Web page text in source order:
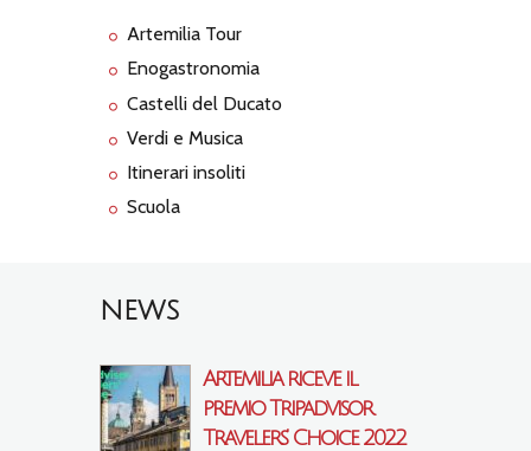
Artemilia Tour
Enogastronomia
Castelli del Ducato
Verdi e Musica
Itinerari insoliti
Scuola
NEWS
Artemilia riceve il
premio Tripadvisor
Travelers’ Choice 2022